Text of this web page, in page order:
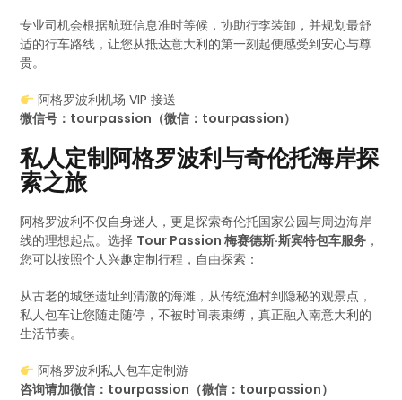
专业司机会根据航班信息准时等候，协助行李装卸，并规划最舒
适的行车路线，让您从抵达意大利的第一刻起便感受到安心与尊
贵。
阿格罗波利机场 VIP 接送
微信号：tourpassion（微信：tourpassion）
私人定制阿格罗波利与奇伦托海岸探
索之旅
阿格罗波利不仅自身迷人，更是探索奇伦托国家公园与周边海岸
线的理想起点。选择 Tour Passion 梅赛德斯·斯宾特包车服务 ，
您可以按照个人兴趣定制行程，自由探索：
从古老的城堡遗址到清澈的海滩，从传统渔村到隐秘的观景点，
私人包车让您随走随停，不被时间表束缚，真正融入南意大利的
生活节奏。
阿格罗波利私人包车定制游
咨询请加微信：tourpassion（微信：tourpassion）